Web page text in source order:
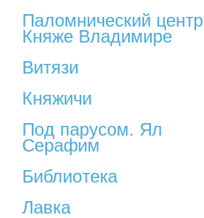
Паломнический центр
Княже Владимире
Витязи
Княжичи
Под парусом. Ял
Серафим
Библиотека
Лавка